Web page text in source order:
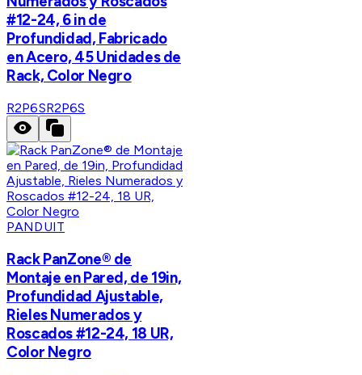
#12-24, 6 in de
Profundidad, Fabricado
en Acero, 45 Unidades de
Rack, Color Negro
R2P6SR2P6S
PANDUIT
Rack PanZone® de
Montaje en Pared, de 19in,
Profundidad Ajustable,
Rieles Numerados y
Roscados #12-24, 18 UR,
Color Negro